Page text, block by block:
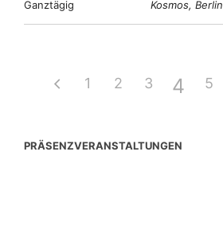
Ganztägig
Kosmos, Berlin
1 2 3 4 5
PRÄSENZVERANSTALTUNGEN